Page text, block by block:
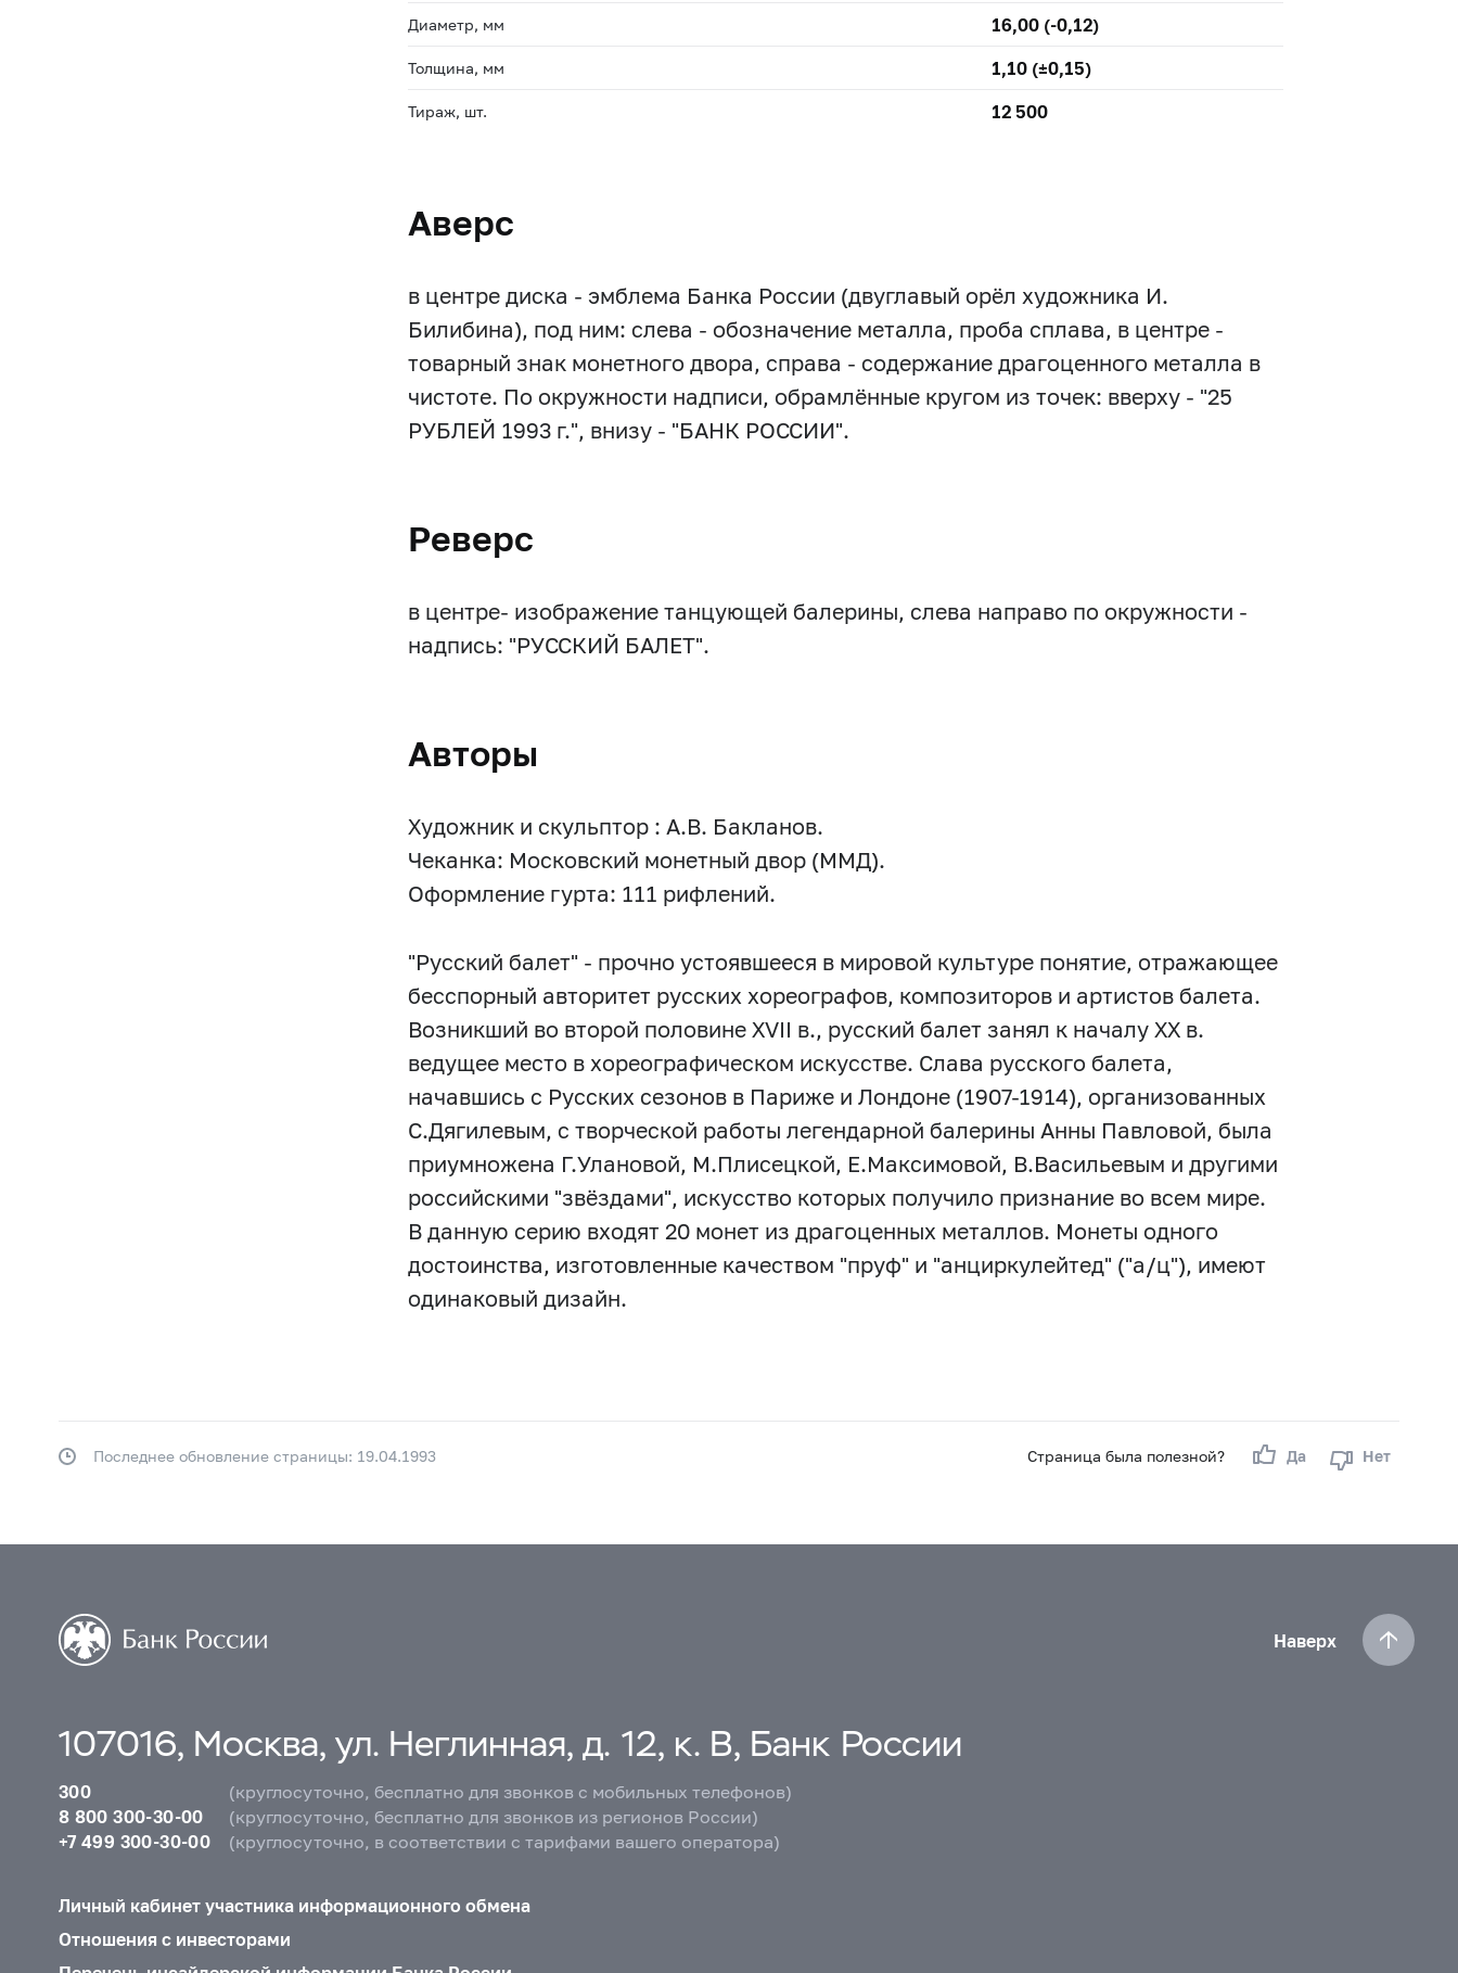
Диаметр, мм 16,00 (-0,12)
Толщина, мм 1,10 (±0,15)
Тираж, шт. 12 500
Аверс
в центре диска - эмблема Банка России (двуглавый орёл художника И.
Билибина), под ним: слева - обозначение металла, проба сплава, в центре -
товарный знак монетного двора, справа - содержание драгоценного металла в
чистоте. По окружности надписи, обрамлённые кругом из точек: вверху - "25
РУБЛЕЙ 1993 г.", внизу - "БАНК РОССИИ".
Реверс
в центре- изображение танцующей балерины, слева направо по окружности -
надпись: "РУССКИЙ БАЛЕТ".
Авторы
Художник и скульптор : А.В. Бакланов.
Чеканка: Московский монетный двор (ММД).
Оформление гурта: 111 рифлений.
"Русский балет" - прочно устоявшееся в мировой культуре понятие, отражающее
бесспорный авторитет русских хореографов, композиторов и артистов балета.
Возникший во второй половине XVII в., русский балет занял к началу XX в.
ведущее место в хореографическом искусстве. Слава русского балета,
начавшись с Русских сезонов в Париже и Лондоне (1907-1914), организованных
С.Дягилевым, с творческой работы легендарной балерины Анны Павловой, была
приумножена Г.Улановой, М.Плисецкой, Е.Максимовой, В.Васильевым и другими
российскими "звёздами", искусство которых получило признание во всем мире.
В данную серию входят 20 монет из драгоценных металлов. Монеты одного
достоинства, изготовленные качеством "пруф" и "анциркулейтед" ("а/ц"), имеют
одинаковый дизайн.
Страница была полезной? Да Нет
Последнее обновление страницы: 19.04.1993
Наверх
107016, Москва, ул. Неглинная, д. 12, к. В, Банк России
300
(круглосуточно, бесплатно для звонков с мобильных телефонов)
8 800 300-30-00
(круглосуточно, бесплатно для звонков из регионов России)
+7 499 300-30-00
(круглосуточно, в соответствии с тарифами вашего оператора)
Личный кабинет участника информационного обмена
Отношения с инвесторами